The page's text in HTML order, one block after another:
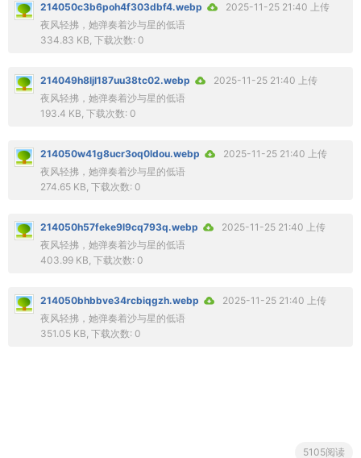
214050c3b6poh4f303dbf4.webp
2025-11-25 21:40 上传
夜风轻拂，她弹奏着沙与星的低语
334.83 KB, 下载次数: 0
214049h8ljl187uu38tc02.webp
2025-11-25 21:40 上传
夜风轻拂，她弹奏着沙与星的低语
193.4 KB, 下载次数: 0
214050w41g8ucr3oq0ldou.webp
2025-11-25 21:40 上传
夜风轻拂，她弹奏着沙与星的低语
274.65 KB, 下载次数: 0
214050h57feke9l9cq793q.webp
2025-11-25 21:40 上传
夜风轻拂，她弹奏着沙与星的低语
403.99 KB, 下载次数: 0
214050bhbbve34rcbiqgzh.webp
2025-11-25 21:40 上传
夜风轻拂，她弹奏着沙与星的低语
351.05 KB, 下载次数: 0
5105阅读